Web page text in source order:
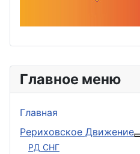
Главное меню
Главная
Рериховское Движение
РД СНГ